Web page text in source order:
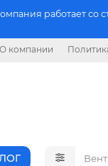
работает со
О компании